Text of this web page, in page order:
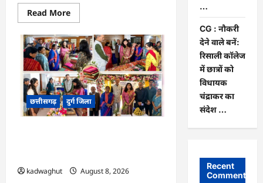
Read MoreRead
more
CG
:
राग
से
विराग
की
ओर
ले
जाता
है
गिरनार
सागर
…
छत्तीसगढ़ दुर्ग जिला
kadwaghut
August 8, 2026
…
CG : नौकरी
देने वाले बनें:
रिसाली कॉलेज
में छात्रों को
विधायक
चंद्राकर का
संदेश …
Recent
Comments